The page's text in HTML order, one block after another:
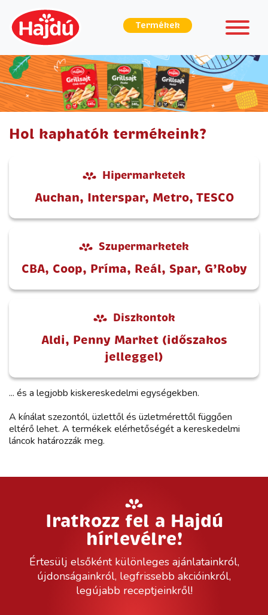
Termékek
Hol kaphatók termékeink?
Hipermarketek
Auchan, Interspar, Metro, TESCO
Szupermarketek
CBA, Coop, Príma, Reál, Spar, G’Roby
Diszkontok
Aldi, Penny Market (időszakos
jelleggel)
... és a legjobb kiskereskedelmi egységekben.
A kínálat szezontól, üzlettől és üzletmérettől függően
eltérő lehet. A termékek elérhetőségét a kereskedelmi
láncok határozzák meg.
Iratkozz fel a Hajdú
hírlevélre!
Értesülj elsőként különleges ajánlatainkról,
újdonságainkról, legfrissebb akcióinkról,
legújabb receptjeinkről!